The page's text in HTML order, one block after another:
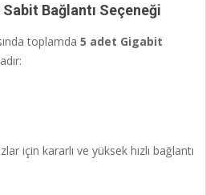
Bağlantı Seçeneği
toplamda 5 adet Gigabit
için kararlı ve yüksek hızlı bağlantı